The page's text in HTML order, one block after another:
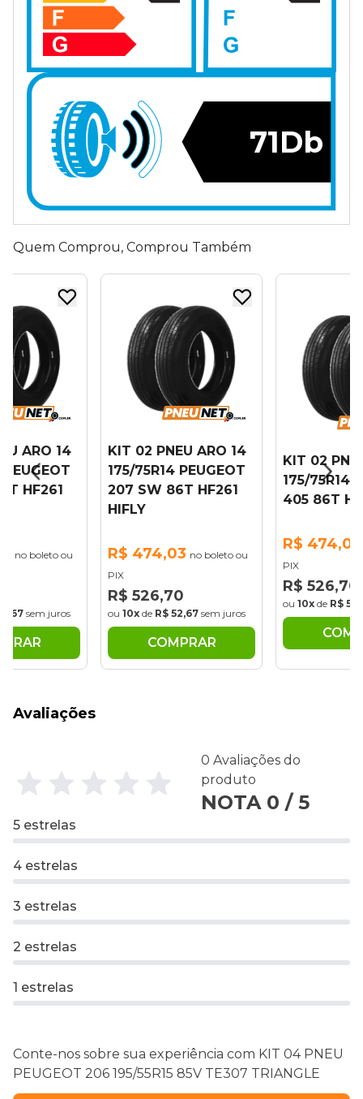
71Db
Quem Comprou, Comprou Também
ARO 14
HF261
no boleto ou
sem juros
KIT 02 PNEU ARO 14
175/75R14 PEUGEOT
207 SW 86T HF261
HIFLY
R$ 474,03 no boleto ou
PIX
R$ 526,70
ou 10x de R$ 52,67 sem juros
COMPRAR
KIT 02
175/75R14
405 86T
R$ 474,03
PIX
R$ 526,70
ou 10x de R$
Avaliações
0 Avaliações do
produto
NOTA 0 / 5
5 estrelas
4 estrelas
3 estrelas
2 estrelas
1 estrelas
Conte-nos sobre sua experiência com KIT 04 PNEU
PEUGEOT 206 195/55R15 85V TE307 TRIANGLE